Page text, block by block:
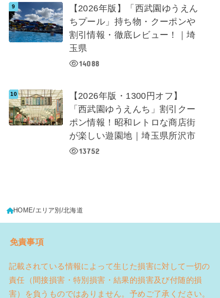
【2026年版】「西武園ゆうえん
ちプール」持ち物・クーポンや
割引情報・徹底レビュー！｜埼
玉県
14088
【2026年版・1300円オフ】
「西武園ゆうえんち」割引クー
ポン情報！昭和レトロな商店街
が楽しい遊園地｜埼玉県所沢市
13752
HOME エリア別 北海道
免責事項
記載されている情報によって生じた損害に対して一切の
責任（間接損害・特別損害・結果的損害及び付随的損
害）を負うものではありません。予めご了承ください。